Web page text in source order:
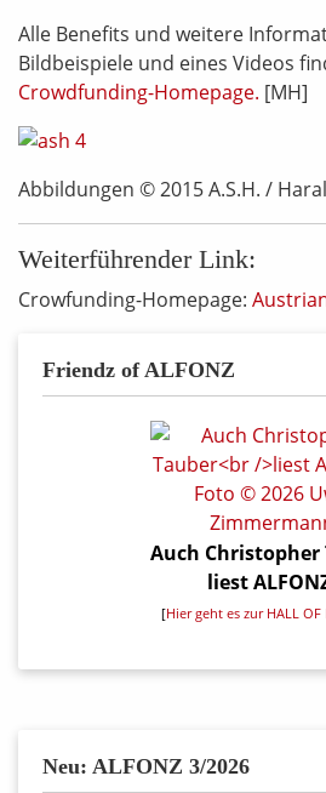
Alle Benefits und weitere
Bildbeispiele und eines Videos
Crowdfunding-Homepage. [MH]
Abbildungen © 2015 A.S.H. /
Weiterführender Link:
Crowfunding-Homepage:
Friendz of ALFONZ
Auch Christopher
liest
[Hier geht es zur HALL OF
Neu: ALFONZ 3/2026